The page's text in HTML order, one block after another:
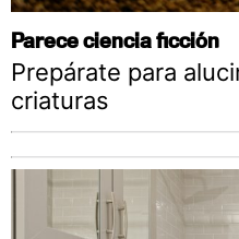
Parece ciencia ficción
Prepárate para
criaturas